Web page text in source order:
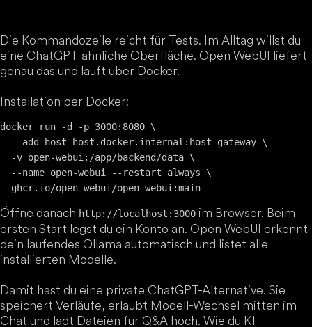
Die Kommandozeile reicht für Tests. Im Alltag willst du
eine ChatGPT-ähnliche Oberfläche. Open WebUI liefert
genau das und läuft über Docker.
Installation per Docker:
docker run -d -p 3000:8080 \
  --add-host=host.docker.internal:host-gateway \
  -v open-webui:/app/backend/data \
  --name open-webui --restart always \
Öffne danach http://localhost:3000 im Browser. Beim
ersten Start legst du ein Konto an. Open WebUI erkennt
dein laufendes Ollama automatisch und listet alle
installierten Modelle.
Damit hast du eine private ChatGPT-Alternative. Sie
speichert Verläufe, erlaubt Modell-Wechsel mitten im
Chat und lädt Dateien für Q&A hoch. Wie du KI